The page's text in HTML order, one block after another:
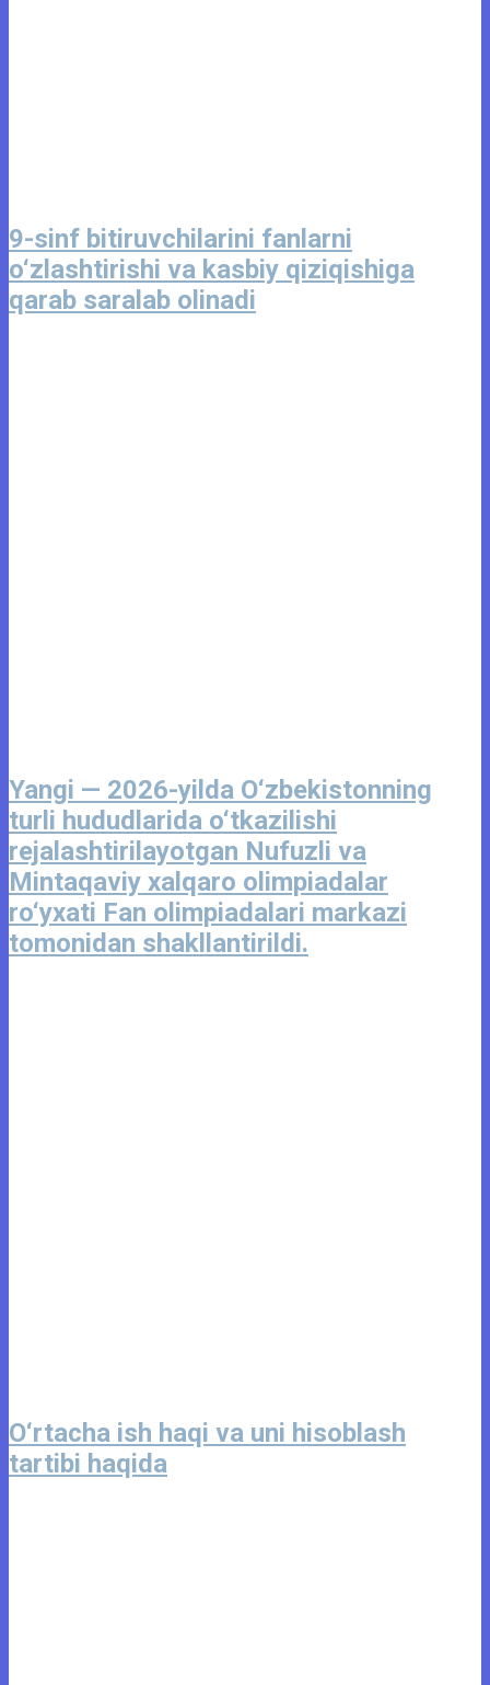
9-sinf bitiruvchilarini fanlarni
o‘zlashtirishi va kasbiy qiziqishiga
qarab saralab olinadi
Yangi — 2026-yilda O‘zbekistonning
turli hududlarida o‘tkazilishi
rejalashtirilayotgan Nufuzli va
Mintaqaviy xalqaro olimpiadalar
ro‘yxati Fan olimpiadalari markazi
tomonidan shakllantirildi.
O‘rtacha ish haqi va uni hisoblash
tartibi haqida